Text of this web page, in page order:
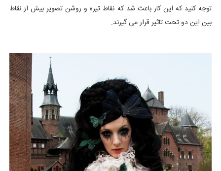
توجه کنید که این کار باعث شد که نقاط تیره و روشن تصویر بیش از نقاط
بین این دو تحت تاثیر قرار می گیرند.